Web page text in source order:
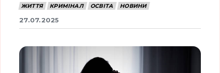
ЖИТТЯ КРИМІНАЛ ОСВІТА НОВИНИ
27.07.2025